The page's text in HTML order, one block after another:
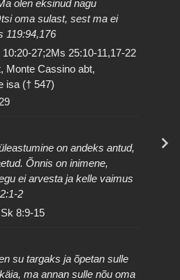
olen eksinud nagu
oma sulast, sest ma ei
119:94,176
27;2Ms 25:10-11,17-22
Monte Cassino abt,
isa († 547)
on andeks antud,
Õnnis on inimene,
ei arvesta ja kelle vaimus
2
8:9-15
su targaks ja õpetan sulle
ma annan sulle nõu oma